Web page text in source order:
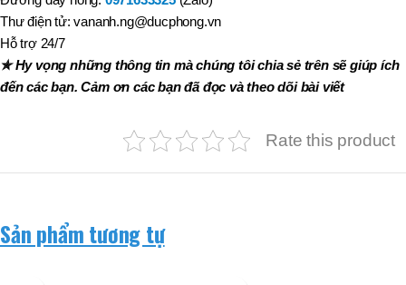
Thư điện tử: vananh.ng@ducphong.vn
Hỗ trợ 24/7
✯ Hy vọng những thông tin mà chúng tôi chia sẻ trên sẽ giúp ích
đến các bạn. Cảm ơn các bạn đã đọc và theo dõi bài viết
Rate this product
Sản phẩm tương tự